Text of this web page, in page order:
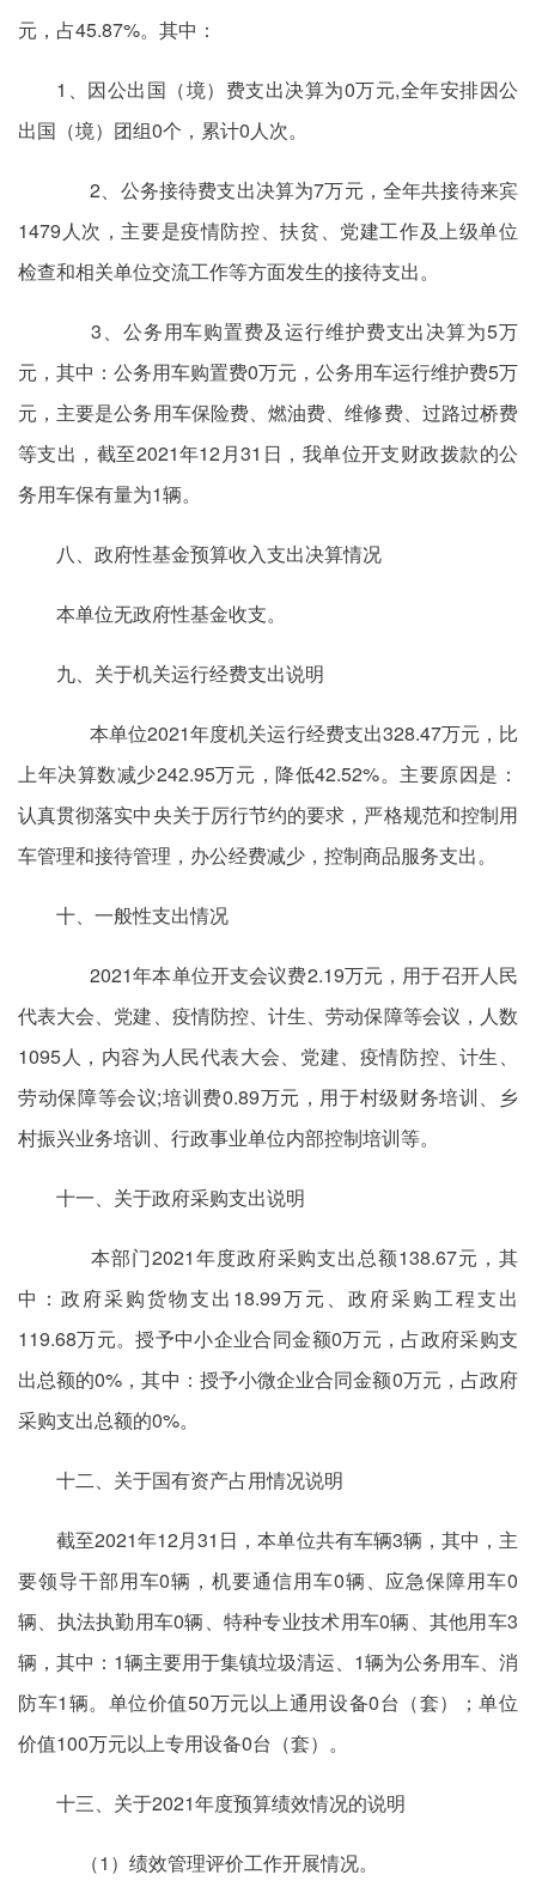
元，占45.87%。其中：
1、因公出国（境）费支出决算为0万元,全年安排因公
出国（境）团组0个，累计0人次。
2、公务接待费支出决算为7万元，全年共接待来宾
1479人次，主要是疫情防控、扶贫、党建工作及上级单位
检查和相关单位交流工作等方面发生的接待支出。
3、公务用车购置费及运行维护费支出决算为5万
元，其中：公务用车购置费0万元，公务用车运行维护费5万
元，主要是公务用车保险费、燃油费、维修费、过路过桥费
等支出，截至2021年12月31日，我单位开支财政拨款的公
务用车保有量为1辆。
八、政府性基金预算收入支出决算情况
本单位无政府性基金收支。
九、关于机关运行经费支出说明
本单位2021年度机关运行经费支出328.47万元，比
上年决算数减少242.95万元，降低42.52%。主要原因是：
认真贯彻落实中央关于厉行节约的要求，严格规范和控制用
车管理和接待管理，办公经费减少，控制商品服务支出。
十、一般性支出情况
2021年本单位开支会议费2.19万元，用于召开人民
代表大会、党建、疫情防控、计生、劳动保障等会议，人数
1095人，内容为人民代表大会、党建、疫情防控、计生、
劳动保障等会议;培训费0.89万元，用于村级财务培训、乡
村振兴业务培训、行政事业单位内部控制培训等。
十一、关于政府采购支出说明
本部门2021年度政府采购支出总额138.67元，其
中：政府采购货物支出18.99万元、政府采购工程支出
119.68万元。授予中小企业合同金额0万元，占政府采购支
出总额的0%，其中：授予小微企业合同金额0万元，占政府
采购支出总额的0%。
十二、关于国有资产占用情况说明
截至2021年12月31日，本单位共有车辆3辆，其中，主
要领导干部用车0辆，机要通信用车0辆、应急保障用车0
辆、执法执勤用车0辆、特种专业技术用车0辆、其他用车3
辆，其中：1辆主要用于集镇垃圾清运、1辆为公务用车、消
防车1辆。单位价值50万元以上通用设备0台（套）；单位
价值100万元以上专用设备0台（套）。
十三、关于2021年度预算绩效情况的说明
（1）绩效管理评价工作开展情况。